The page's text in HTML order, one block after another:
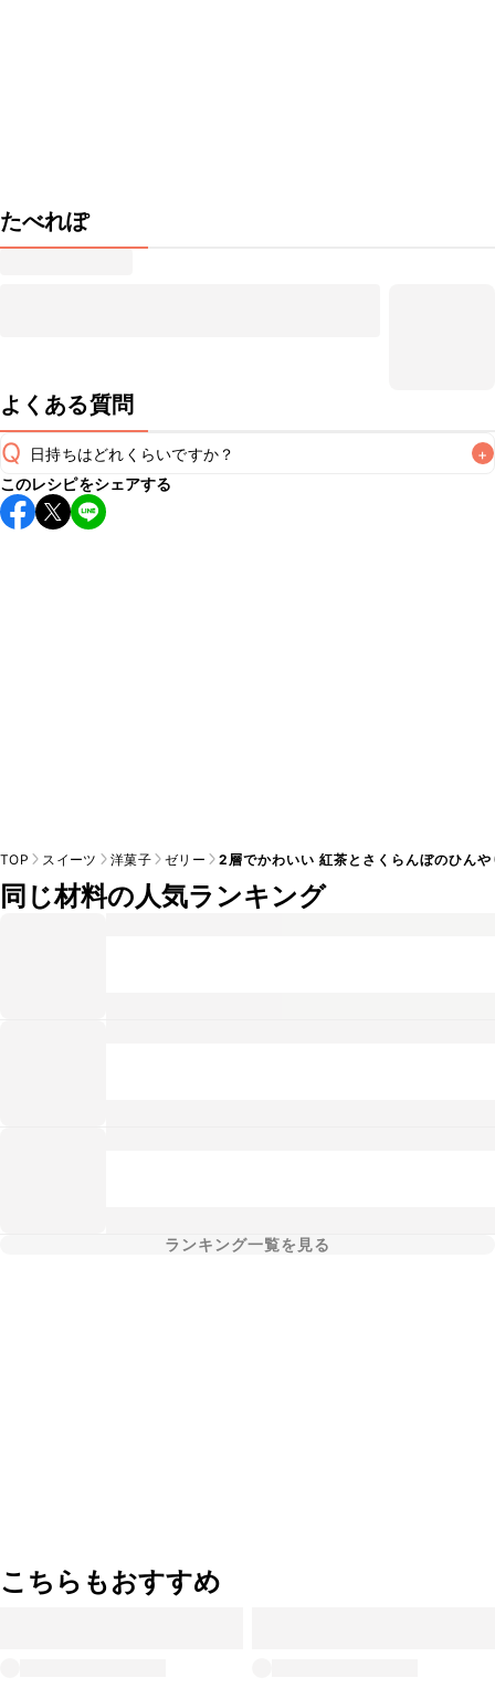
たべれぽ
よくある質問
Q 日持ちはどれくらいですか？ +
保存期間は冷蔵で当日中が目安です。なるべくお早めにお召
し上がりください。
このレシピをシェアする
TOP スイーツ 洋菓子 ゼリー 2層でかわいい 紅茶とさくらんぼのひん
同じ材料の人気ランキング
ランキング一覧を見る
こちらもおすすめ